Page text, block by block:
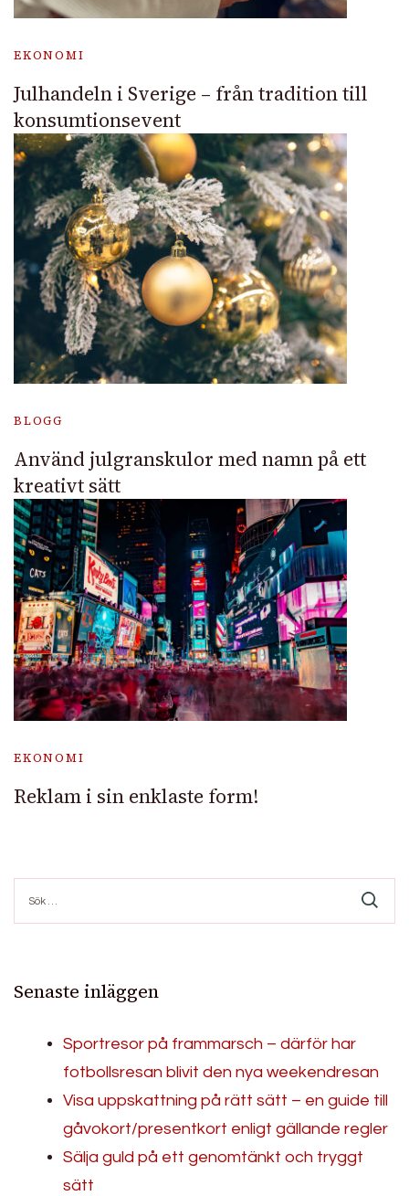
EKONOMI
Julhandeln i Sverige – från tradition till
konsumtionsevent
BLOGG
Använd julgranskulor med namn på ett
kreativt sätt
EKONOMI
Reklam i sin enklaste form!
efter:
Senaste inläggen
Sportresor på frammarsch – därför har
fotbollsresan blivit den nya weekendresan
Visa uppskattning på rätt sätt – en guide till
gåvokort/presentkort enligt gällande regler
Sälja guld på ett genomtänkt och tryggt
sätt